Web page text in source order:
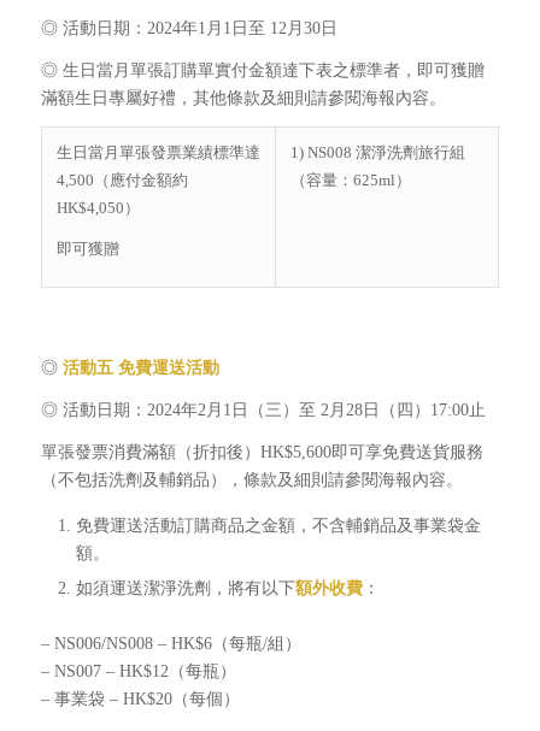
◎ 活動日期：2024年1月1日至 12月30日
◎ 生日當月單張訂購單實付金額達下表之標準者，即可獲贈
滿額生日專屬好禮，其他條款及細則請參閱海報內容。
生日當月單張發票業績標準達
4,500（應付金額約
HK$4,050）
即可獲贈
1) NS008 潔淨洗劑旅行組
（容量：625ml）
◎ 活動五 免費運送活動
◎ 活動日期：2024年2月1日（三）至 2月28日（四）17:00止
單張發票消費滿額（折扣後）HK$5,600即可享免費送貨服務
（不包括洗劑及輔銷品），條款及細則請參閱海報內容。
免費運送活動訂購商品之金額，不含輔銷品及事業袋金
額。
如須運送潔淨洗劑，將有以下額外收費：
– NS006/NS008 – HK$6（每瓶/組）
– NS007 – HK$12（每瓶）
– 事業袋 ‒ HK$20（每個）